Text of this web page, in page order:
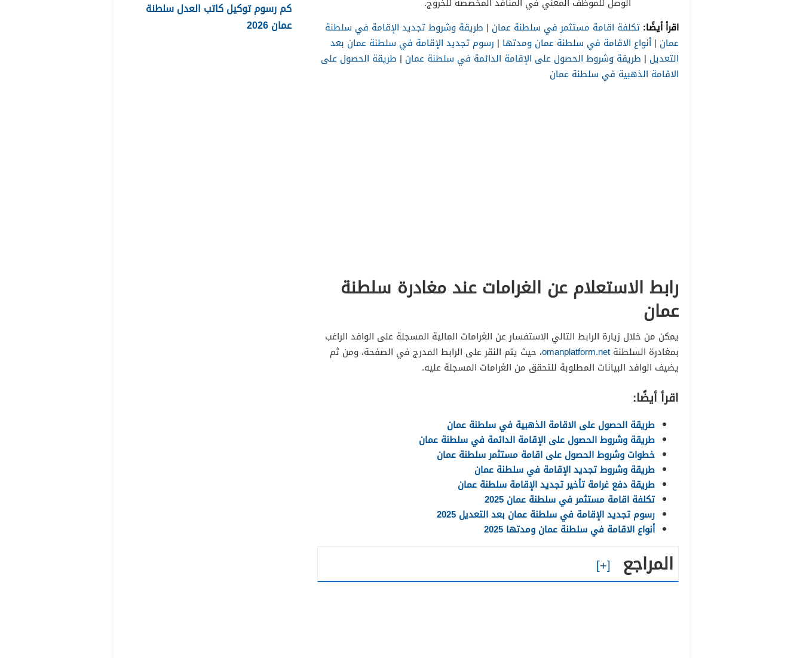
اقرأ أيضًا: تكلفة اقامة مستثمر في سلطنة عمان | طريقة وشروط تجديد الإقامة في سلطنة
عمان | أنواع الاقامة في سلطنة عمان ومدتها | رسوم تجديد الإقامة في سلطنة عمان بعد
التعديل | طريقة وشروط الحصول على الإقامة الدائمة في سلطنة عمان | طريقة الحصول على
الاقامة الذهبية في سلطنة عمان
رابط الاستعلام عن الغرامات عند مغادرة سلطنة
عمان
يمكن من خلال زيارة الرابط التالي الاستفسار عن الغرامات المالية المسجلة على الوافد الراغب
بمغادرة السلطنة omanplatform.net، حيث يتم النقر على الرابط المدرج في الصفحة، ومن ثم
يضيف الوافد البيانات المطلوبة للتحقق من الغرامات المسجلة عليه.
اقرأ أيضًا:
طريقة الحصول على الاقامة الذهبية في سلطنة عمان
طريقة وشروط الحصول على الإقامة الدائمة في سلطنة عمان
خطوات وشروط الحصول على اقامة مستثمر سلطنة عمان
طريقة وشروط تجديد الإقامة في سلطنة عمان
طريقة دفع غرامة تأخير تجديد الإقامة سلطنة عمان
تكلفة اقامة مستثمر في سلطنة عمان 2025
رسوم تجديد الإقامة في سلطنة عمان بعد التعديل 2025
أنواع الاقامة في سلطنة عمان ومدتها 2025
المراجع
كم رسوم توكيل كاتب العدل سلطنة
عمان 2026